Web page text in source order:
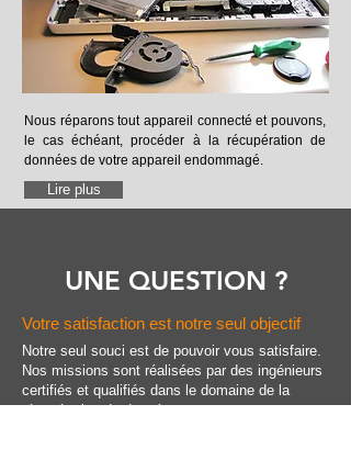
Nous réparons tout appareil connecté et pouvons,
le cas échéant, procéder à la récupération de
données de votre appareil endommagé.
Lire plus
UNE QUESTION ?
Votre satisfaction est notre seul objectif
Notre seul souci est de pouvoir vous satisfaire.
Nos missions sont réalisées par des ingénieurs
certifiés et qualifiés dans le domaine de la
récupération de données.